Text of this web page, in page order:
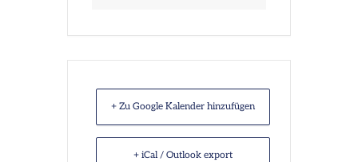
+ Zu Google Kalender hinzufügen
+ iCal / Outlook export